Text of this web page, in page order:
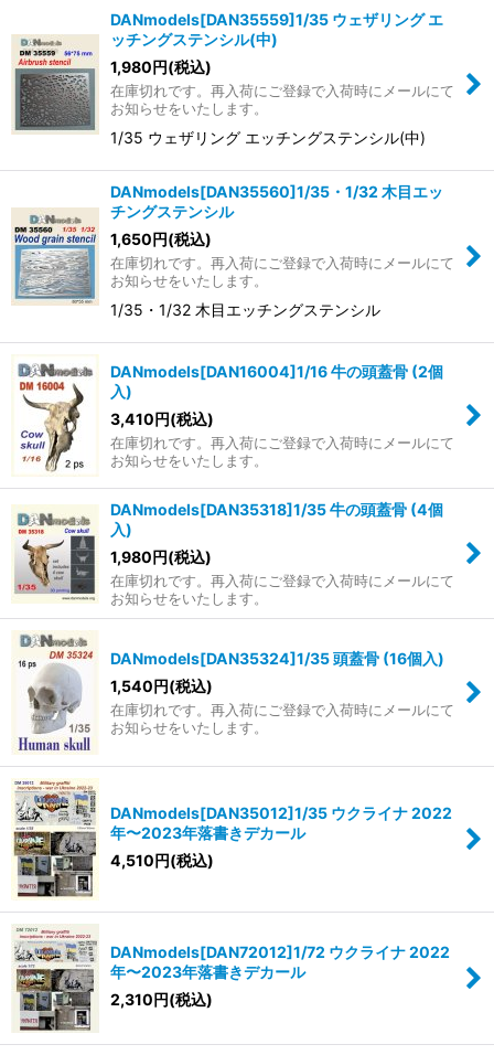
DANmodels[DAN35559]1/35 ウェザリング エ
ッチングステンシル(中)
1,980円(税込)
在庫切れです。再入荷にご登録で入荷時にメールにて
お知らせをいたします。
1/35 ウェザリング エッチングステンシル(中)
DANmodels[DAN35560]1/35・1/32 木目エッ
チングステンシル
1,650円(税込)
在庫切れです。再入荷にご登録で入荷時にメールにて
お知らせをいたします。
1/35・1/32 木目エッチングステンシル
DANmodels[DAN16004]1/16 牛の頭蓋骨 (2個
入)
3,410円(税込)
在庫切れです。再入荷にご登録で入荷時にメールにて
お知らせをいたします。
DANmodels[DAN35318]1/35 牛の頭蓋骨 (4個
入)
1,980円(税込)
在庫切れです。再入荷にご登録で入荷時にメールにて
お知らせをいたします。
DANmodels[DAN35324]1/35 頭蓋骨 (16個入)
1,540円(税込)
在庫切れです。再入荷にご登録で入荷時にメールにて
お知らせをいたします。
DANmodels[DAN35012]1/35 ウクライナ 2022
年〜2023年落書きデカール
4,510円(税込)
DANmodels[DAN72012]1/72 ウクライナ 2022
年〜2023年落書きデカール
2,310円(税込)